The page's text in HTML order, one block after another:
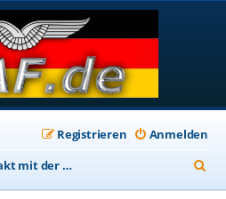
Anmelden
Registrieren
Kontakt mit der Board-Administration aufnehmen
u